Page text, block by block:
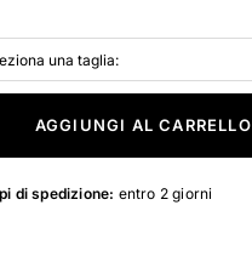
AGGIUNGI AL CARRELLO
di spedizione: entro 2 giorni